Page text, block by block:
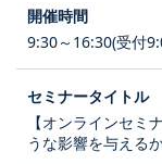
9:30～16:30(受付
【オンラインセミ
うな影響を与える